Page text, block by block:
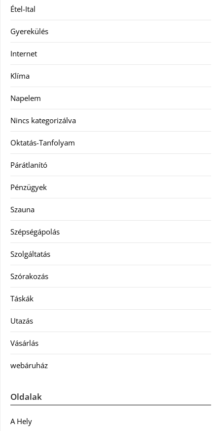
Étel-Ital
Gyerekülés
Internet
Klíma
Napelem
Nincs kategorizálva
Oktatás-Tanfolyam
Párátlanító
Pénzügyek
Szauna
Szépségápolás
Szolgáltatás
Szórakozás
Táskák
Utazás
Vásárlás
webáruház
Oldalak
A Hely